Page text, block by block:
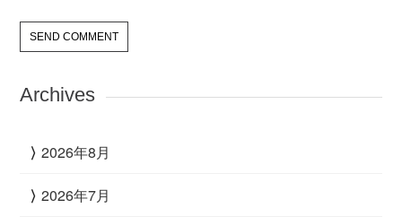
Archives
2026年8月
2026年7月